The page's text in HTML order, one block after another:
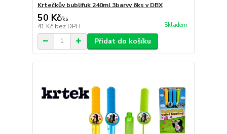
Krtečkův bublifuk 240ml 3barvy 6ks v DBX
50 Kč/ks
41 Kč bez DPH Skladem
Přidat do košíku